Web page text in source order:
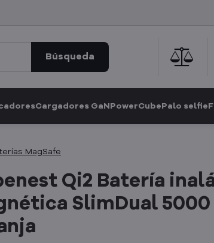
Búsqueda
Cargadores GaN PowerCube Palo selfie
MagSafe
Qi2 Batería
SlimDual 5000